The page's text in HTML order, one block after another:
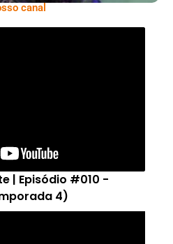
canal
| Episódio #010 -
4)